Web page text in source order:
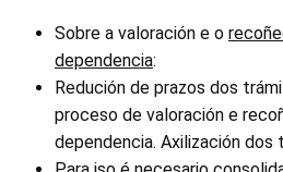
Sobre a valoración e o
dependencia:
Redución de prazos dos
proceso de valoración e
dependencia. Axilización